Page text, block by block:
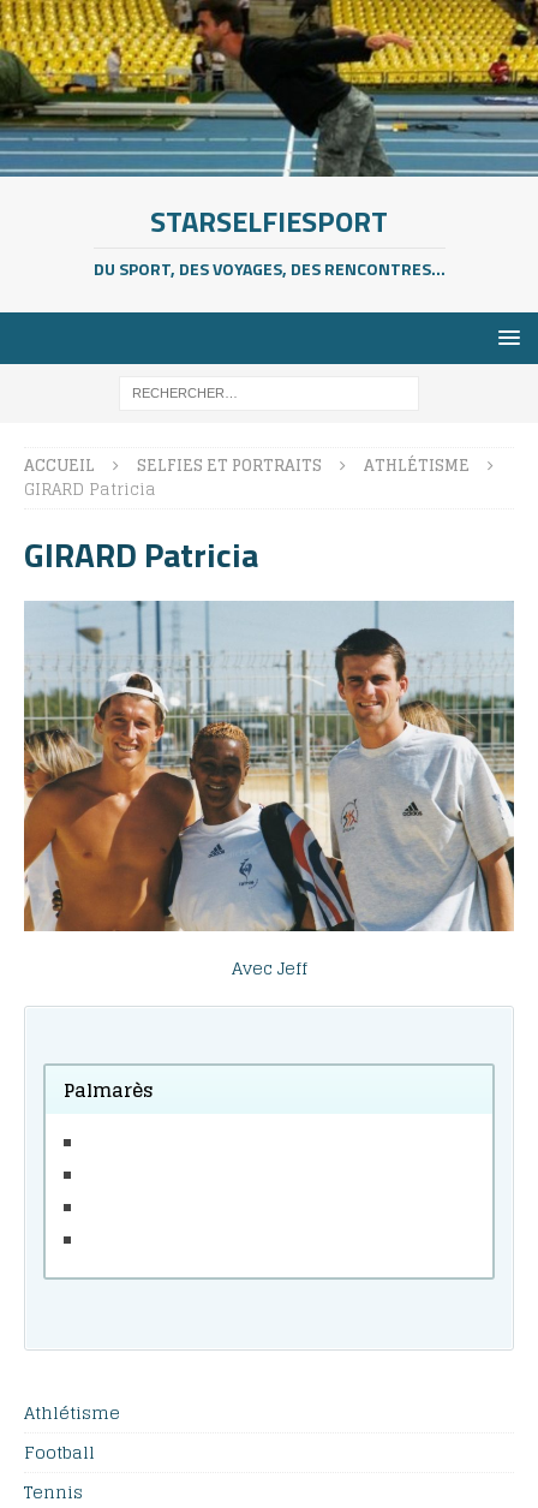
STARSELFIESPORT
DU SPORT, DES VOYAGES, DES RENCONTRES...
ACCUEIL SELFIES ET PORTRAITS
ATHLÉTISME
GIRARD Patricia
GIRARD Patricia
Avec Jeff
Palmarès
Athlétisme
Football
Tennis